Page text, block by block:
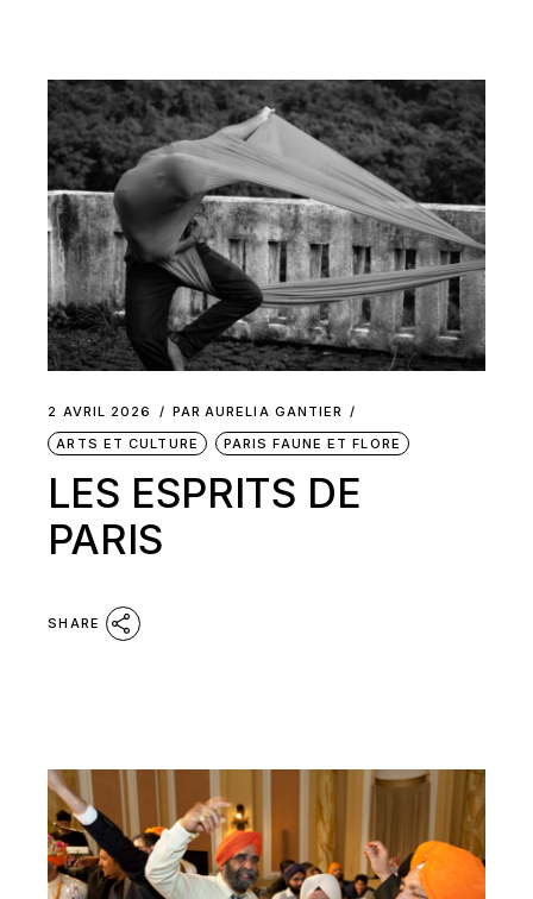
2 AVRIL 2026 PAR AURELIA GANTIER
ARTS ET CULTURE
PARIS FAUNE ET FLORE
LES ESPRITS DE
PARIS
SHARE